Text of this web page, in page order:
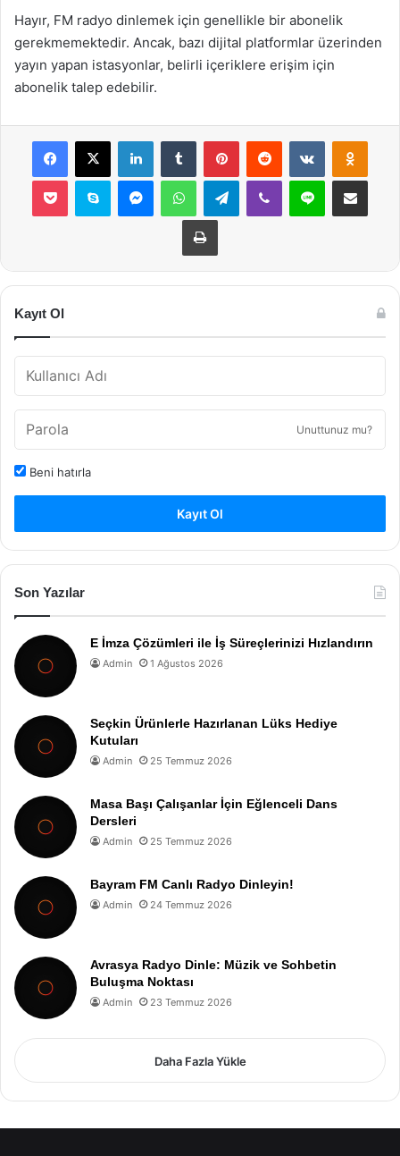
Hayır, FM radyo dinlemek için genellikle bir abonelik
gerekmemektedir. Ancak, bazı dijital platformlar üzerinden
yayın yapan istasyonlar, belirli içeriklere erişim için
abonelik talep edebilir.
Facebook
X LinkedInTumblr PinterestReddit VKontakte
Pocket Skype MessengerWhatsAppTelegramViber Line E-Posta ile
Yazdır
Kayıt Ol
Unuttunuz mu?
Beni hatırla
Kayıt Ol
Son Yazılar
E İmza Çözümleri ile İş Süreçlerinizi Hızlandırın
Admin 1 Ağustos 2026
Seçkin Ürünlerle Hazırlanan Lüks Hediye
Kutuları
Admin 25 Temmuz 2026
Masa Başı Çalışanlar İçin Eğlenceli Dans
Dersleri
Admin 25 Temmuz 2026
Bayram FM Canlı Radyo Dinleyin!
Admin 24 Temmuz 2026
Avrasya Radyo Dinle: Müzik ve Sohbetin
Buluşma Noktası
Admin 23 Temmuz 2026
Daha Fazla Yükle